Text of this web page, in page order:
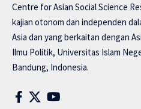
Centre for Asian Social Science
kajian otonom dan independen
Asia dan yang berkaitan dengan
Ilmu Politik, Universitas Islam
Bandung, Indonesia.